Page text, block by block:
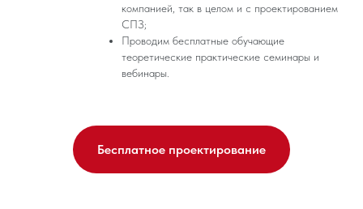
компанией, так в целом и с проектированием
СПЗ;
Проводим бесплатные обучающие
теоретические практические семинары и
вебинары.
Бесплатное проектирование